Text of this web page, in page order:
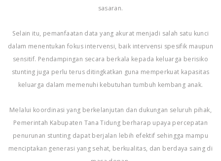
sasaran.
Selain itu, pemanfaatan data yang akurat menjadi salah satu kunci
dalam menentukan fokus intervensi, baik intervensi spesifik maupun
sensitif. Pendampingan secara berkala kepada keluarga berisiko
stunting juga perlu terus ditingkatkan guna memperkuat kapasitas
keluarga dalam memenuhi kebutuhan tumbuh kembang anak.
Melalui koordinasi yang berkelanjutan dan dukungan seluruh pihak,
Pemerintah Kabupaten Tana Tidung berharap upaya percepatan
penurunan stunting dapat berjalan lebih efektif sehingga mampu
menciptakan generasi yang sehat, berkualitas, dan berdaya saing di